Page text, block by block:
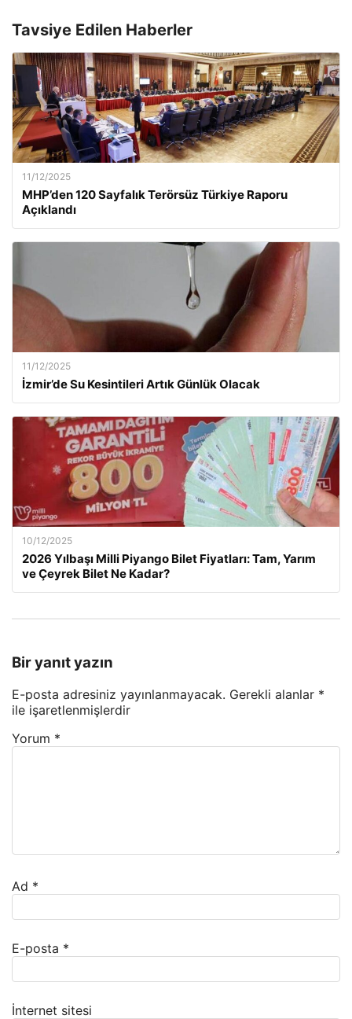
Tavsiye Edilen Haberler
11/12/2025
MHP’den 120 Sayfalık Terörsüz Türkiye Raporu
Açıklandı
11/12/2025
İzmir’de Su Kesintileri Artık Günlük Olacak
10/12/2025
2026 Yılbaşı Milli Piyango Bilet Fiyatları: Tam, Yarım
ve Çeyrek Bilet Ne Kadar?
Bir yanıt yazın
E-posta adresiniz yayınlanmayacak. Gerekli alanlar *
ile işaretlenmişlerdir
Yorum *
Ad *
E-posta *
İnternet sitesi